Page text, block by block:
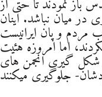
باز نمودند تا حتی از
در میان نباشد. اینان
مردم و پان ایرانیست
اما امروزه هئیت
شکل گیری انجمن های
جلوگیری میکنند